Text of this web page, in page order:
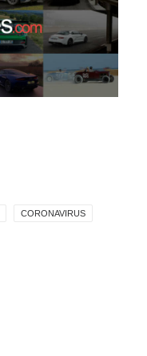
CORONAVIRUS